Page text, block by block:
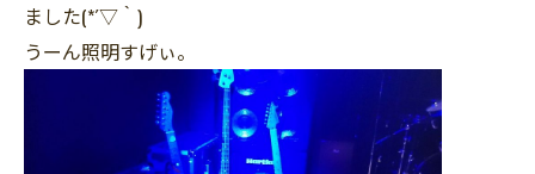
ました(*´▽｀)
うーん照明すげぃ。